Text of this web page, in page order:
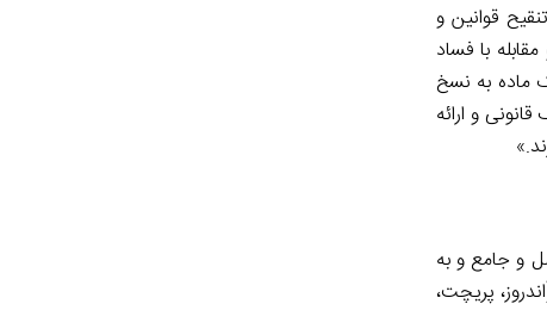
قوانین و
مقابله با فساد
ماده به نسخ
و ارائه
و جامع و به
پریچت،